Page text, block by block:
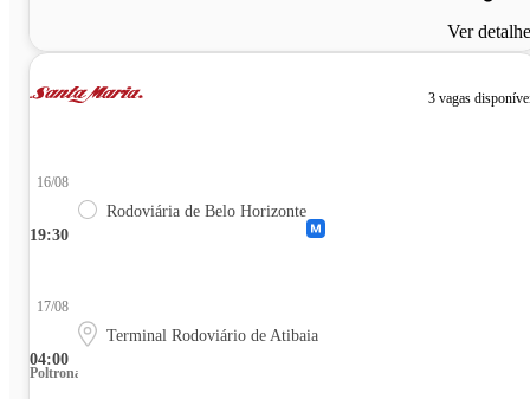
Ver
3 vagas
19:30
16/08
Rodoviária de Belo Horizonte
04:00
17/08
Terminal Rodoviário de Atibaia
Poltrona